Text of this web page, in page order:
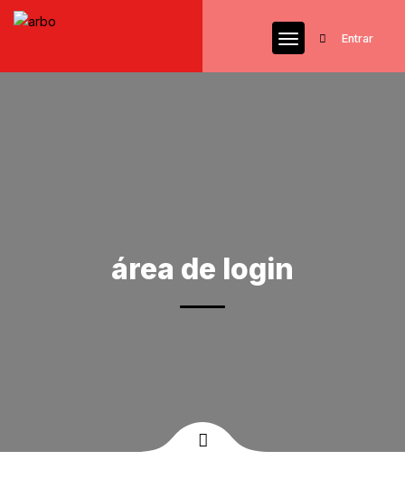
Entrar
área de login